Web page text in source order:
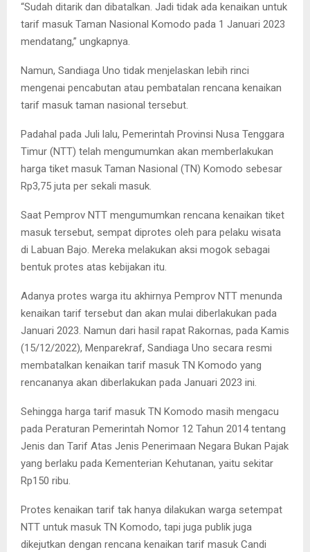
“Sudah ditarik dan dibatalkan. Jadi tidak ada kenaikan untuk
tarif masuk Taman Nasional Komodo pada 1 Januari 2023
mendatang,” ungkapnya.
Namun, Sandiaga Uno tidak menjelaskan lebih rinci
mengenai pencabutan atau pembatalan rencana kenaikan
tarif masuk taman nasional tersebut.
Padahal pada Juli lalu, Pemerintah Provinsi Nusa Tenggara
Timur (NTT) telah mengumumkan akan memberlakukan
harga tiket masuk Taman Nasional (TN) Komodo sebesar
Rp3,75 juta per sekali masuk.
Saat Pemprov NTT mengumumkan rencana kenaikan tiket
masuk tersebut, sempat diprotes oleh para pelaku wisata
di Labuan Bajo. Mereka melakukan aksi mogok sebagai
bentuk protes atas kebijakan itu.
Adanya protes warga itu akhirnya Pemprov NTT menunda
kenaikan tarif tersebut dan akan mulai diberlakukan pada
Januari 2023. Namun dari hasil rapat Rakornas, pada Kamis
(15/12/2022), Menparekraf, Sandiaga Uno secara resmi
membatalkan kenaikan tarif masuk TN Komodo yang
rencananya akan diberlakukan pada Januari 2023 ini.
Sehingga harga tarif masuk TN Komodo masih mengacu
pada Peraturan Pemerintah Nomor 12 Tahun 2014 tentang
Jenis dan Tarif Atas Jenis Penerimaan Negara Bukan Pajak
yang berlaku pada Kementerian Kehutanan, yaitu sekitar
Rp150 ribu.
Protes kenaikan tarif tak hanya dilakukan warga setempat
NTT untuk masuk TN Komodo, tapi juga publik juga
dikejutkan dengan rencana kenaikan tarif masuk Candi